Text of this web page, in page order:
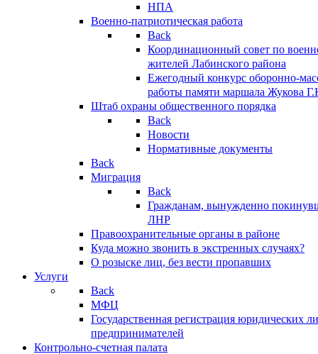
НПА
Военно-патриотическая работа
Back
Координационный совет по
жителей Лабинского района
Ежегодный конкурс оборонно-
работы памяти маршала Жукова
Штаб охраны общественного порядка
Back
Новости
Нормативные документы
Back
Миграция
Back
Гражданам, вынужденно
ЛНР
Правоохранительные органы в районе
Куда можно звонить в экстренных случаях?
О розыске лиц, без вести пропавших
Услуги
Back
МФЦ
Государственная регистрация юридических
предпринимателей
Контрольно-счетная палата